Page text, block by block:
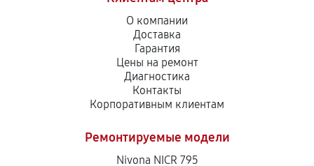
О компании
Доставка
Гарантия
Цены на ремонт
Диагностика
Контакты
Корпоративным клиентам
Ремонтируемые модели
Nivona NICR 795